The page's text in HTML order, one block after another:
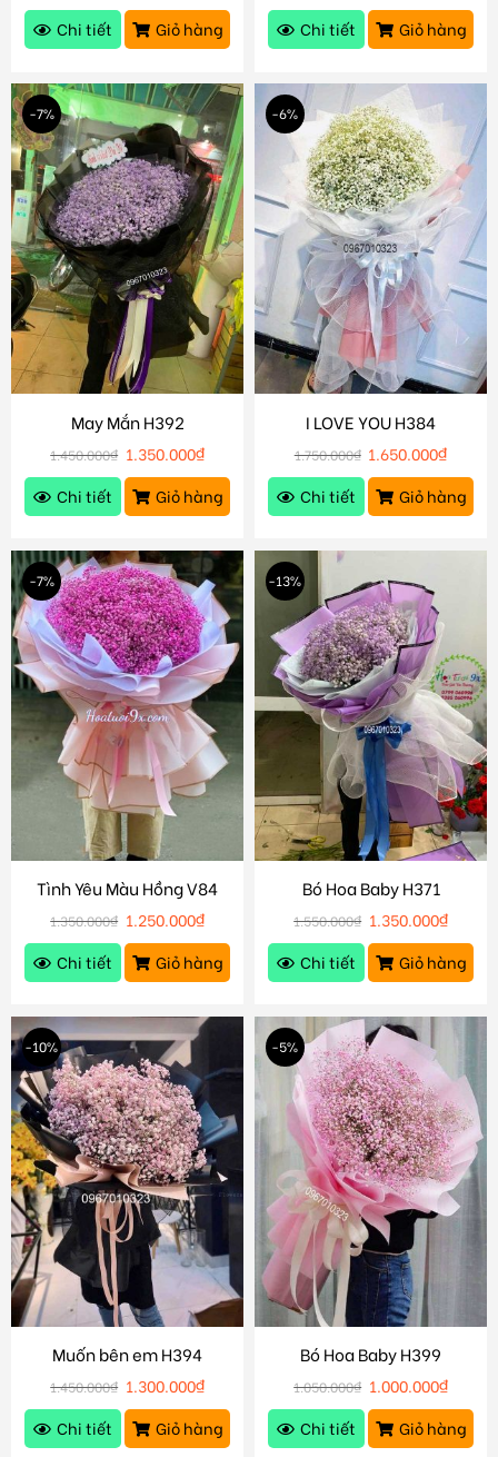
Chi tiết
Giỏ hàng
Chi tiết
Giỏ hàng
-7%
May Mắn H392
1.450.000₫ 1.350.000₫
Chi tiết
Giỏ hàng
-6%
I LOVE YOU H384
1.750.000₫ 1.650.000₫
Chi tiết
Giỏ hàng
-7%
Tình Yêu Màu Hồng V84
1.350.000₫ 1.250.000₫
Chi tiết
Giỏ hàng
-13%
Bó Hoa Baby H371
1.550.000₫ 1.350.000₫
Chi tiết
Giỏ hàng
-10%
Muốn bên em H394
1.450.000₫ 1.300.000₫
Chi tiết
Giỏ hàng
-5%
Bó Hoa Baby H399
1.050.000₫ 1.000.000₫
Chi tiết
Giỏ hàng